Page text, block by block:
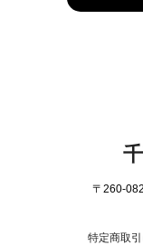
〒260-
特定商取